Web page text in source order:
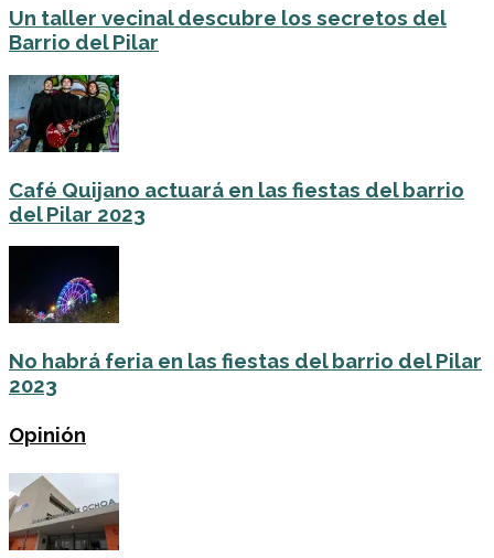
Un taller vecinal descubre los secretos del
Barrio del Pilar
Café Quijano actuará en las fiestas del barrio
del Pilar 2023
No habrá feria en las fiestas del barrio del Pilar
2023
Opinión